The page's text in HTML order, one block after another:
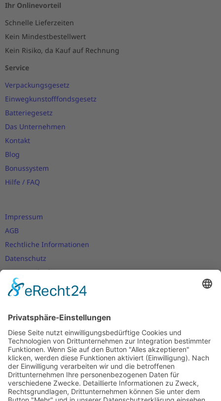
Ihr Onlinevorteil
Schnelle Lieferzeiten
Kein Mindestbestellwert
Kein Risiko, da Kauf auf Rechnung
Service
Verpackungsgesetz
Einwegkunstofffondsgesetz
Batteriegesetz
Das Unternehmen
Kontakt
Blog
Bonussystem
Hilfe / FAQ
Impressum
AGB
Rechtliche Informationen
Datenschutz
Nutzungsbedingungen
Versand- und Zahlungsbedingungen
Cookie-Einstellungen
Newsletter
Verpassen Sie keine Neuigkeiten,
Angebote und Gutscheine!
Jetzt anmelden und10 EUR Gutscheinsichern!